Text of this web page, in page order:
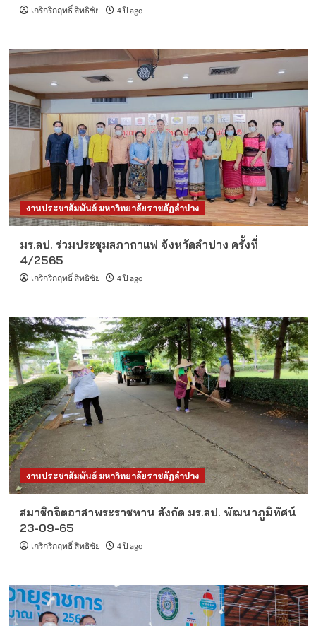
เกริกริกฤทธิ์ สิทธิชัย 4 ปี ago
งานประชาสัมพันธ์ มหาวิทยาลัยราชภัฏลำปาง
มร.ลป. ร่วมประชุมสภากาแฟ จังหวัดลำปาง ครั้งที่
4/2565
เกริกริกฤทธิ์ สิทธิชัย 4 ปี ago
งานประชาสัมพันธ์ มหาวิทยาลัยราชภัฏลำปาง
สมาชิกจิตอาสาพระราชทาน สังกัด มร.ลป. พัฒนาภูมิทัศน์
23-09-65
เกริกริกฤทธิ์ สิทธิชัย 4 ปี ago